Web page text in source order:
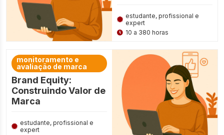
estudante, profissional e
expert
10 a 380 horas
monitoramento e
avaliação de marca
Brand Equity:
Construindo Valor de
Marca
estudante, profissional e
expert